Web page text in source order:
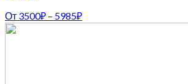
От 3500₽ – 5985₽